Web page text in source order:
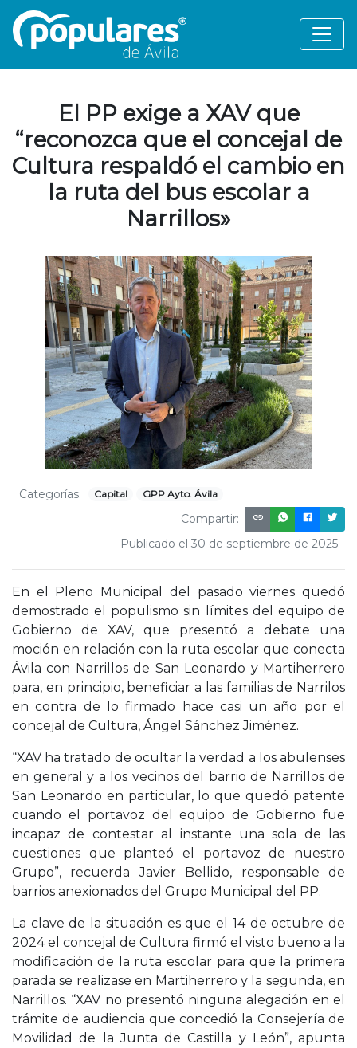
El PP exige a XAV que
“reconozca que el concejal de
Cultura respaldó el cambio en
la ruta del bus escolar a
Narrillos»
Categorías: Capital GPP Ayto. Ávila
Compartir:
Publicado el 30 de septiembre de 2025
En el Pleno Municipal del pasado viernes quedó
demostrado el populismo sin límites del equipo de
Gobierno de XAV, que presentó a debate una
moción en relación con la ruta escolar que conecta
Ávila con Narrillos de San Leonardo y Martiherrero
para, en principio, beneficiar a las familias de Narrilos
en contra de lo firmado hace casi un año por el
concejal de Cultura, Ángel Sánchez Jiménez.
“XAV ha tratado de ocultar la verdad a los abulenses
en general y a los vecinos del barrio de Narrillos de
San Leonardo en particular, lo que quedó patente
cuando el portavoz del equipo de Gobierno fue
incapaz de contestar al instante una sola de las
cuestiones que planteó el portavoz de nuestro
Grupo”, recuerda Javier Bellido, responsable de
barrios anexionados del Grupo Municipal del PP.
La clave de la situación es que el 14 de octubre de
2024 el concejal de Cultura firmó el visto bueno a la
modificación de la ruta escolar para que la primera
parada se realizase en Martiherrero y la segunda, en
Narrillos. “XAV no presentó ninguna alegación en el
trámite de audiencia que concedió la Consejería de
Movilidad de la Junta de Castilla y León”, apunta